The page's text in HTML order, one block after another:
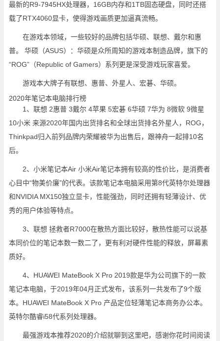
最新的R9-7945HX处理器，16GB内存和1TB固态硬盘，同时还搭
载了RTX4060显卡，使得游戏画质更加逼真流畅。
在游戏本领域，一些较好的品牌包括华硕、联想、戴尔和惠
普。 华硕（ASUS）：华硕是众所周知的游戏本制造品牌，旗下的
“ROG”（Republic of Gamers）系列更是深受游戏玩家喜爱。
游戏本大牌子有联想、惠普、外星人、宏碁、华硕。
2020年笔记本电脑排行榜
1、联想 2惠普 3戴尔 4苹果 5宏碁 6华硕 7华为 8微软 9微星
10小米 来源2020年国内出货排名和全球出货排名外星人，ROG，
Thinkpad归入前列品牌内荣耀被华为出售后，跟神舟一起排10名
后。
2、小米笔记本Air 小米Air笔记本拥有较高的性价比，是消费者
心目中“物美价廉”的代表。该款笔记本电脑采用第8代英特尔处理器
和NVIDIA MX150独立显卡，性能强劲，同时还拥有轻薄设计、优
秀的用户体验等特点。
3、联想 拯救者R7000在散热方面比较好，散热性能可以说基
本同价位的笔记本数一数二了，更有利对硬件性能的释放，屏幕素
质好。
4、HUAWEI MateBook X Pro 2019款是华为公司旗下的一款
笔记本电脑，于2019年04月正式发布，该系列一共发布了9个版
本。HUAWEI MateBook X Pro 产品定位轻薄笔记本商务办公本。
英特尔酷睿i58代系列处理器。
最强游戏本推荐2020的介绍就聊到这里吧，感谢你花时间阅读